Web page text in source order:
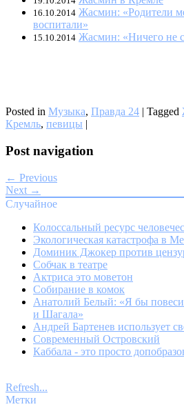
16.10.2014 Жасмин: «Родители
воспитали»
15.10.2014 Жасмин: «Ничего не
Posted in Музыка, Правда 24 | Tagged
Кремль, певицы |
Post navigation
← Previous
Next →
Случайное
Колоссальный ресурс
Экологическая катастрофа в
Доминик Джокер против
Собчак в театре
Актриса это моветон
Собирание в комок
Анатолий Белый: «Я бы
и Шагала»
Андрей Бартенев использует
Современный Островский
Каббала - это просто
Refresh...
Метки